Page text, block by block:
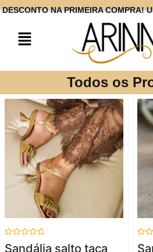
DESCONTO NA PRIMEIRA COMPRA!
Todos os
0
Sandália salto taça
0